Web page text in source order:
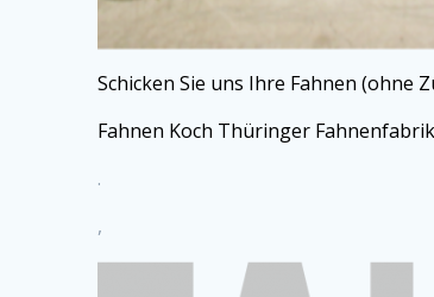
Schicken Sie uns Ihre Fahnen (ohne
Fahnen Koch Thüringer
.
,